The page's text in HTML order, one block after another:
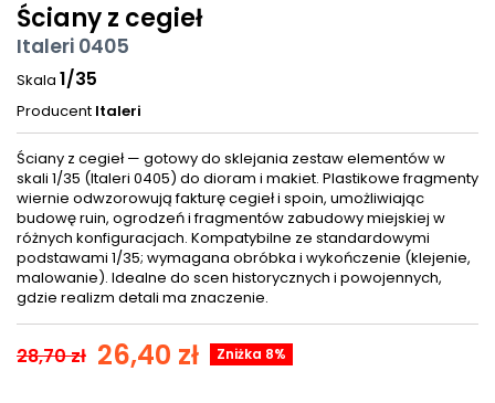
Ściany z cegieł
Italeri 0405
Skala 1/35
Producent Italeri
Ściany z cegieł — gotowy do sklejania zestaw elementów w
skali 1/35 (Italeri 0405) do dioram i makiet. Plastikowe fragmenty
wiernie odwzorowują fakturę cegieł i spoin, umożliwiając
budowę ruin, ogrodzeń i fragmentów zabudowy miejskiej w
różnych konfiguracjach. Kompatybilne ze standardowymi
podstawami 1/35; wymagana obróbka i wykończenie (klejenie,
malowanie). Idealne do scen historycznych i powojennych,
gdzie realizm detali ma znaczenie.
28,70 zł 26,40 zł Zniżka 8%